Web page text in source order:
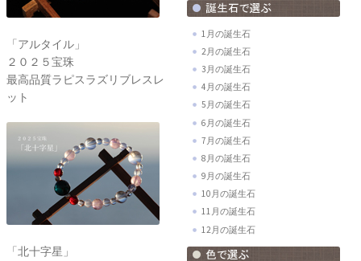
「アルタイル」
２０２５宝珠
最高品質ラピスラズリブレスレ
ット
「北十字星」
1月の誕生石
2月の誕生石
3月の誕生石
4月の誕生石
5月の誕生石
6月の誕生石
7月の誕生石
8月の誕生石
9月の誕生石
10月の誕生石
11月の誕生石
12月の誕生石